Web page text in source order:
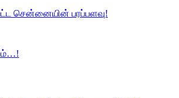
சென்னையின் பரப்பளவு!